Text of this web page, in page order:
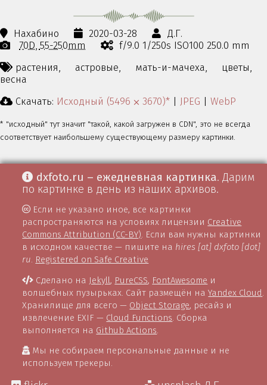
Нахабино 2020-03-28
Д.Г.
70D 55-250mm
f/9.0 1/250s ISO100 250.0 mm
растения,
астровые, мать-и-мачеха,
цветы,
весна
Скачать: Исходный (5496 ⨉ 3670)* | JPEG | WebP
* "исходный" тут значит "такой, какой загружен в CDN", это не всегда
соответствует наибольшему существующему размеру картинки.
dxfoto.ru – ежедневная картинка. Дарим
по картинке в день из наших архивов.
Если не указано иное, все картинки
распространяются на условиях лицензии Creative
Commons Attribution (CC-BY). Если вам нужны картинки
в исходном качестве — пишите на hires [at] dxfoto [dot]
ru. Registered on Safe Creative
Сделано на Jekyll, PureCSS, FontAwesome и
волшебных пузырьках. Сайт размещён наYandex Cloud
Хранилище для всего — Object Storage, ресайз и
извлечение EXIF — Cloud Functions . Сборка
выполняется на Github Actions
Мы не собираем персональные данные и не
используем трекеры.